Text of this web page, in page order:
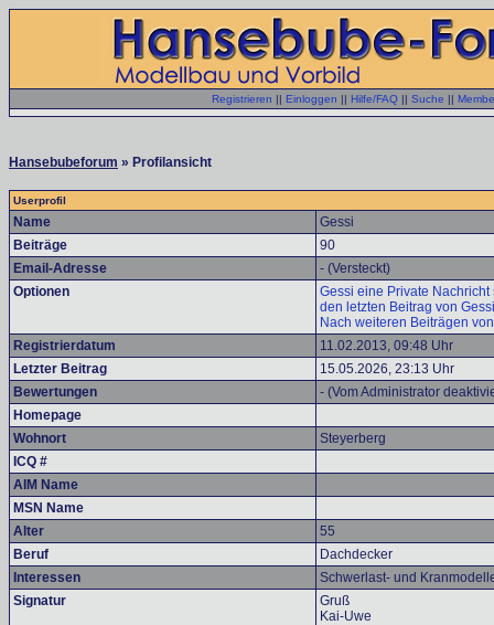
Registrieren || Einloggen || Hilfe/FAQ || Suche ||
Hansebubeforum » Profilansicht
Userprofil
Name
Gessi
Beiträge
90
Email-Adresse
- (Versteckt)
Optionen
Gessi eine Private Nachricht
den letzten Beitrag von
Nach weiteren Beiträgen
Registrierdatum
11.02.2013, 09:48 Uhr
Letzter Beitrag
15.05.2026, 23:13 Uhr
Bewertungen
- (Vom Administrator
Homepage
Wohnort
Steyerberg
ICQ #
AIM Name
MSN Name
Alter
55
Beruf
Dachdecker
Interessen
Schwerlast- und
Signatur
Gruß
Kai-Uwe